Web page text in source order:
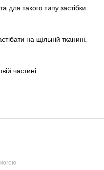
такого типу застібки.
на щільній тканині.
частині.